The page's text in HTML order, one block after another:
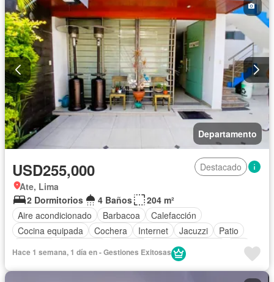
Departamento
USD255,000
Destacado
Ate, Lima
2 Dormitorios
4 Baños
204 m²
Aire acondicionado
Barbacoa
Calefacción
Cocina equipada
Cochera Internet Jacuzzi
Patio
Vista panorámica
Wifi
Hace 1 semana, 1 día en - Gestiones Exitosas